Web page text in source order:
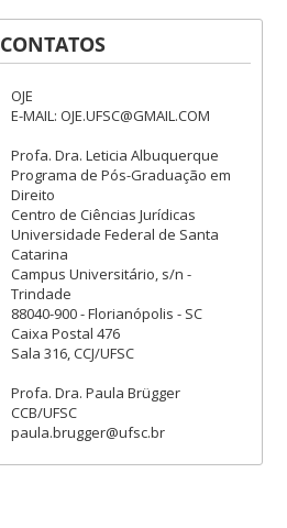
CONTATOS
OJE
E-MAIL: OJE.UFSC@GMAIL.COM
Profa. Dra. Leticia Albuquerque
Programa de Pós-Graduação em
Direito
Centro de Ciências Jurídicas
Universidade Federal de Santa
Catarina
Campus Universitário, s/n -
Trindade
88040-900 - Florianópolis - SC
Caixa Postal 476
Sala 316, CCJ/UFSC
Profa. Dra. Paula Brügger
CCB/UFSC
paula.brugger@ufsc.br